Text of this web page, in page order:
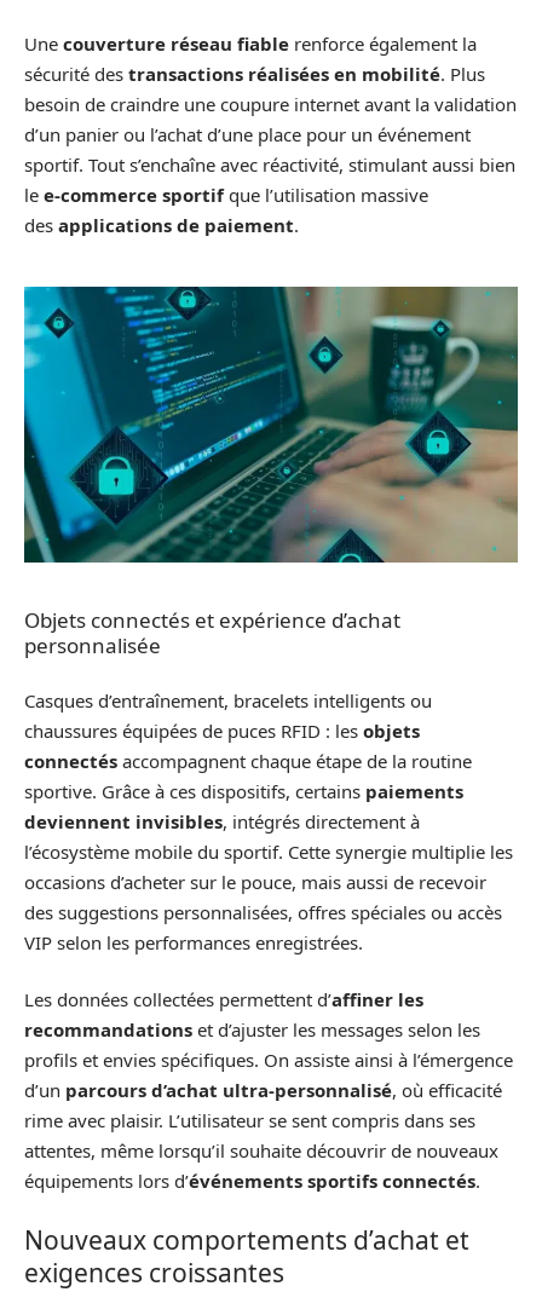
Une couverture réseau fiable renforce également la
sécurité des transactions réalisées en mobilité. Plus
besoin de craindre une coupure internet avant la validation
d’un panier ou l’achat d’une place pour un événement
sportif. Tout s’enchaîne avec réactivité, stimulant aussi bien
le e-commerce sportifque l’utilisation massive
des applications de paiement.
Objets connectés et expérience d’achat
personnalisée
Casques d’entraînement, bracelets intelligents ou
chaussures équipées de puces RFID : les objets
connectés accompagnent chaque étape de la routine
sportive. Grâce à ces dispositifs, certains paiements
deviennent invisibles, intégrés directement à
l’écosystème mobile du sportif. Cette synergie multiplie les
occasions d’acheter sur le pouce, mais aussi de recevoir
des suggestions personnalisées, offres spéciales ou accès
VIP selon les performances enregistrées.
Les données collectées permettent d’affiner les
recommandations et d’ajuster les messages selon les
profils et envies spécifiques. On assiste ainsi à l’émergence
d’un parcours d’achat ultra-personnalisé, où efficacité
rime avec plaisir. L’utilisateur se sent compris dans ses
attentes, même lorsqu’il souhaite découvrir de nouveaux
équipements lors d’événements sportifs connectés.
Nouveaux comportements d’achat et
exigences croissantes